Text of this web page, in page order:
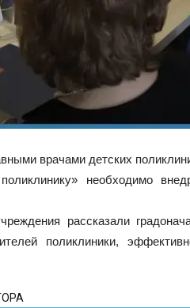
врачами детских
необходимо
рассказали
поликлиники,